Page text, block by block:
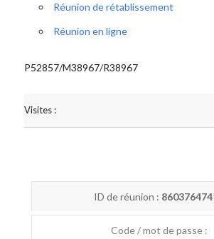
Réunion de rétablissement
Réunion en ligne
P52857/M38967/R38967
Visites :
ID de réunion :
Code / mot de passe :